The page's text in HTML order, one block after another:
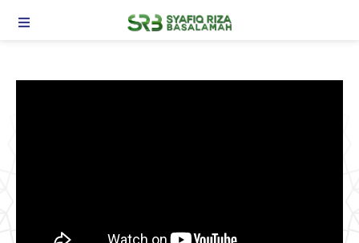
TOGGLE NAVIGATION